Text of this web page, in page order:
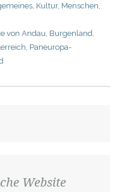
Kultur, Menschen
von Andau Burgenland
Paneuropa-
Website